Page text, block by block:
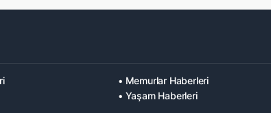
• Memurlar Haberleri
• Yaşam Haberleri